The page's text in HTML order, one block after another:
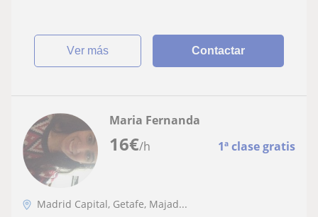
ver más Contactar
16€/h 1ª clase gratis
Maria Fernanda
Madrid Capital, Getafe, Majad...